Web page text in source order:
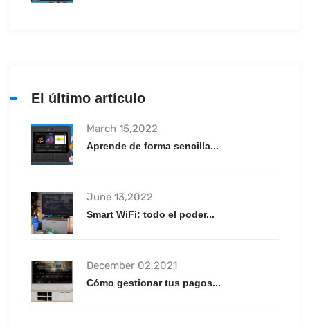
El último artículo
March 15,2022
Aprende de forma sencilla...
June 13,2022
Smart WiFi: todo el poder...
December 02,2021
Cómo gestionar tus pagos...